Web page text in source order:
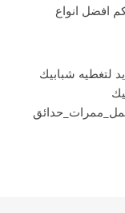
افضل انواع
لتغطيه شبابيك